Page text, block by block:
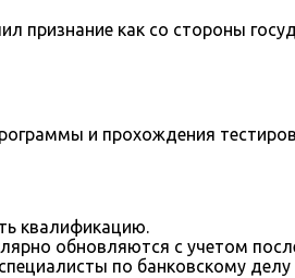
признание как со стороны
и прохождения
квалификацию.
обновляются с учетом
по банковскому